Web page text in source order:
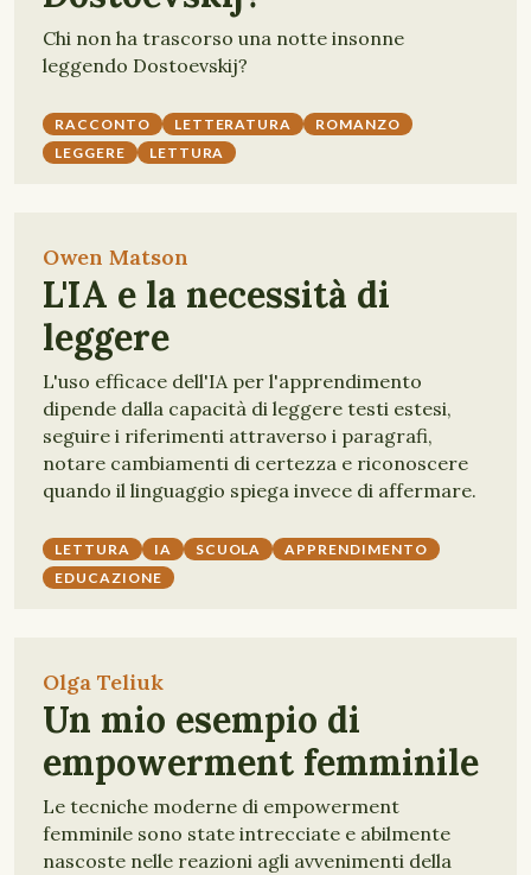
Chi non ha trascorso una notte insonne
leggendo Dostoevskij?
RACCONTO LETTERATURA
ROMANZO
LEGGERE
LETTURA
Owen Matson
L'IA e la necessità di
leggere
L'uso efficace dell'IA per l'apprendimento
dipende dalla capacità di leggere testi estesi,
seguire i riferimenti attraverso i paragrafi,
notare cambiamenti di certezza e riconoscere
quando il linguaggio spiega invece di affermare.
LETTURA IA SCUOLA
APPRENDIMENTO
EDUCAZIONE
Olga Teliuk
Un mio esempio di
empowerment femminile
Le tecniche moderne di empowerment
femminile sono state intrecciate e abilmente
nascoste nelle reazioni agli avvenimenti della